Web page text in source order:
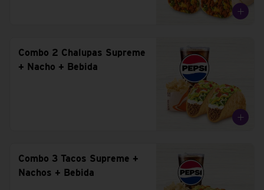
Combo 2 Chalupas Supreme
+ Nacho + Bebida
Combo 3 Tacos Supreme +
Nachos + Bebida